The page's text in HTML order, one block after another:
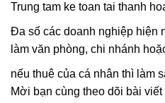
Trung tam ke toan tai thanh
Đa số các doanh nghiệp hiện
làm văn phòng, chi nhánh
nếu thuê của cá nhân thì làm
Mời bạn cùng theo dõi bài